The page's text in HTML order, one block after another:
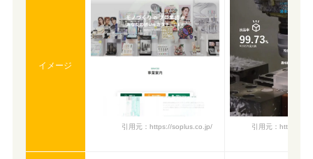
イメージ
引用元：https://soplus.co.jp/ 引用元：https://